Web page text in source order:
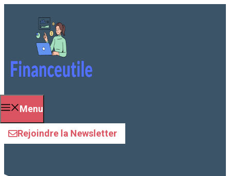
Menu
Rejoindre la Newsletter
TAEG